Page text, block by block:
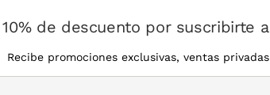
10% de descuento por suscribirte
Recibe promociones exclusivas, ventas